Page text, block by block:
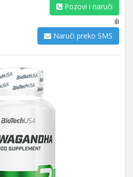
Pozovi i naruči
ili
Naruči preko SMS